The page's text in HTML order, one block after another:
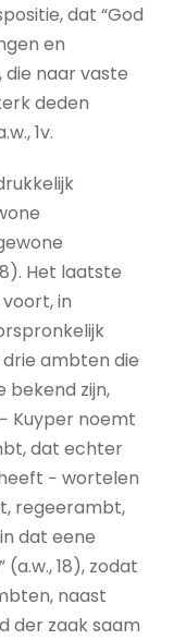
dat “God
en
naar vaste
deden
1v.
Het laatste
in
ambten die
bekend zijn,
Kuyper noemt
dat echter
− wortelen
regeerambt,
dat eene
18), zodat
naast
der zaak saam